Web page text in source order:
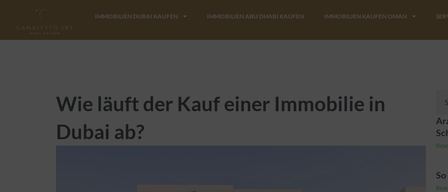
springen
IMMOBILIEN DUBAI KAUFEN IMMOBILIEN ABU DHABI KAUFEN IMMOBILIEN KAUFEN OMAN
Wie läuft der Kauf einer Immobilie in
Dubai ab?